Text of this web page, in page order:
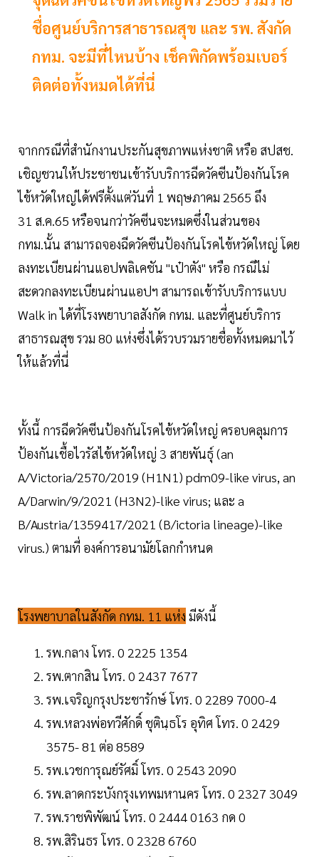
ชื่อศูนย์บริการสาธารณสุข และ รพ. สังกัด
กทม. จะมีที่ไหนบ้าง เช็คพิกัดพร้อมเบอร์
ติดต่อทั้งหมดได้ที่นี่
จากกรณีที่สำนักงานประกันสุขภาพแห่งชาติ หรือ สปสช.
เชิญชวนให้ประชาชนเข้ารับบริการฉีดวัคซีนป้องกันโรค
ไข้หวัดใหญ่ได้ฟรีตั้งแต่วันที่ 1 พฤษภาคม 2565 ถึง
31 ส.ค.65 หรือจนกว่าวัคซีนจะหมดซึ่งในส่วนของ
กทม.นั้น สามารถจองฉีดวัคซีนป้องกันโรคไข้หวัดใหญ่ โดย
ลงทะเบียนผ่านแอปพลิเคชัน "เป๋าตัง" หรือ กรณีไม่
สะดวกลงทะเบียนผ่านแอปฯ สามารถเข้ารับบริการแบบ
Walk in ได้ที่โรงพยาบาลสังกัด กทม. และที่ศูนย์บริการ
สาธารณสุข รวม 80 แห่งซึ่งได้รวบรวมรายชื่อทั้งหมดมาไว้
ให้แล้วที่นี่
ทั้งนี้ การฉีดวัคซีนป้องกันโรคไข้หวัดใหญ่ ครอบคลุมการ
ป้องกันเชื้อไวรัสไข้หวัดใหญ่ 3 สายพันธุ์ (an
A/Victoria/2570/2019 (H1N1) pdm09-like virus, an
A/Darwin/9/2021 (H3N2)-like virus; และ a
B/Austria/1359417/2021 (B/ictoria lineage)-like
virus.) ตามที่ องค์การอนามัยโลกกำหนด
โรงพยาบาลในสังกัด กทม. 11 แห่ง มีดังนี้
รพ.กลาง โทร. 0 2225 1354
รพ.ตากสิน โทร. 0 2437 7677
รพ.เจริญกรุงประชารักษ์ โทร. 0 2289 7000-4
รพ.หลวงพ่อทวีศักดิ์ ชุตินฺธโร อุทิศ โทร. 0 2429
3575- 81 ต่อ 8589
รพ.เวชการุณย์รัศมิ์ โทร. 0 2543 2090
รพ.ลาดกระบังกรุงเทพมหานคร โทร. 0 2327 3049
รพ.ราชพิพัฒน์ โทร. 0 2444 0163 กด 0
รพ.สิรินธร โทร. 0 2328 6760